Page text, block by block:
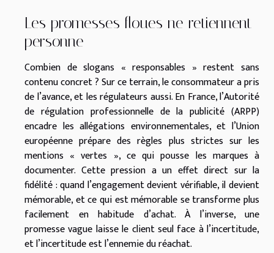
Les promesses floues ne retiennent
personne
Combien de slogans « responsables » restent sans
contenu concret ? Sur ce terrain, le consommateur a pris
de l’avance, et les régulateurs aussi. En France, l’Autorité
de régulation professionnelle de la publicité (ARPP)
encadre les allégations environnementales, et l’Union
européenne prépare des règles plus strictes sur les
mentions « vertes », ce qui pousse les marques à
documenter. Cette pression a un effet direct sur la
fidélité : quand l’engagement devient vérifiable, il devient
mémorable, et ce qui est mémorable se transforme plus
facilement en habitude d’achat. À l’inverse, une
promesse vague laisse le client seul face à l’incertitude,
et l’incertitude est l’ennemie du réachat.